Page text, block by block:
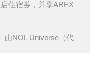
住宿券，并享AREX
由NOL Universe（代